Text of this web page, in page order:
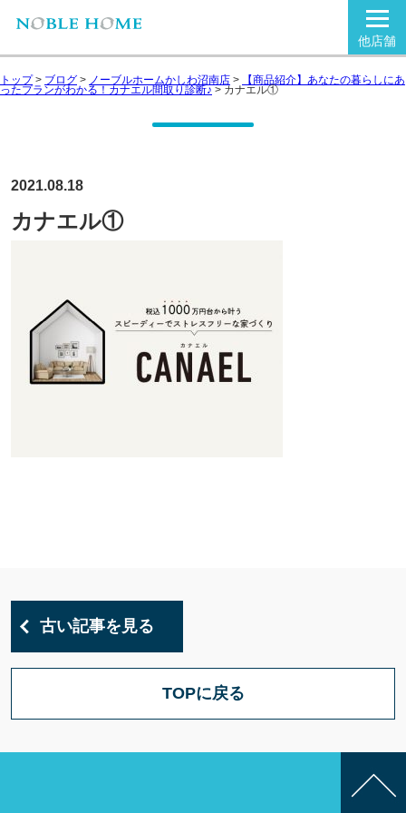
他店舗
トップ> ブログ > ノーブルホームかしわ沼南店 > 【商品紹介】あなたの暮らしにあ
ったプランがわかる！カナエル間取り診断♪ > カナエル①
2021.08.18
カナエル①
古い記事を見る
TOPに戻る